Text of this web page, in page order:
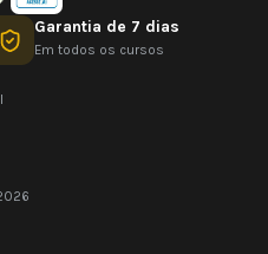
Garantia de 7 dias
Em todos os cursos